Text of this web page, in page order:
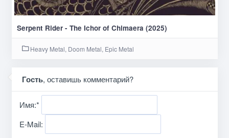
Serpent Rider - The Ichor of Chimaera (2025)
Heavy Metal, Doom Metal, Epic Metal
Гость, оставишь комментарий?
Имя:*
E-Mail: